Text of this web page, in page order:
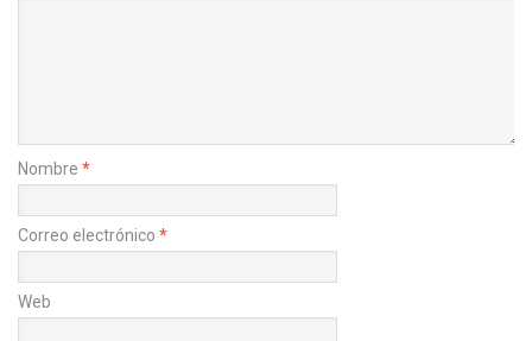
Nombre *
Correo electrónico *
Web